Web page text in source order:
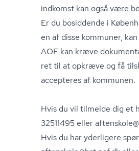
ind­komst kan også være
Er du bosiddende i
en af disse kommuner,
AOF kan kræve
ret til at opkræve og få
accepteres af kommunen.
Hvis du vil tilmelde dig et
32511495 eller
Hvis du har yderligere